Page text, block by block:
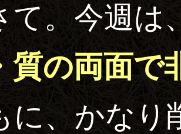
。今週は
質の両面で
に、かなり